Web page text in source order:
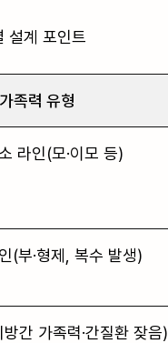
설계 포인트
가족력 유형
라인(모·이모 등)
(부·형제, 복수 발생)
간 가족력·간질환 잦음)